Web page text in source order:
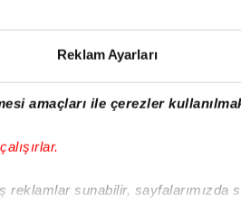
Reklam Ayarları
amaçları ile çerezler
sunabilir, sayfalarımızda